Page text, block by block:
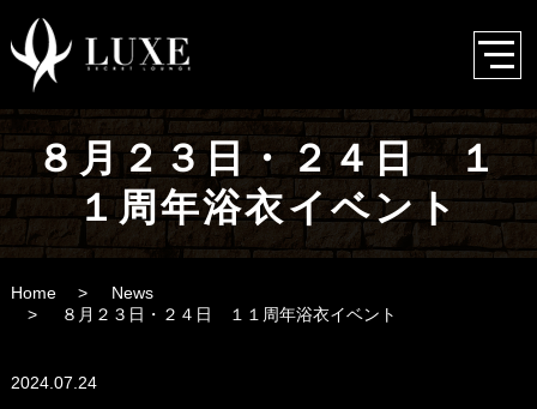
８月２３日・２４日 １
１周年浴衣イベント
Home
News
８月２３日・２４日 １１周年浴衣イベント
2024.07.24